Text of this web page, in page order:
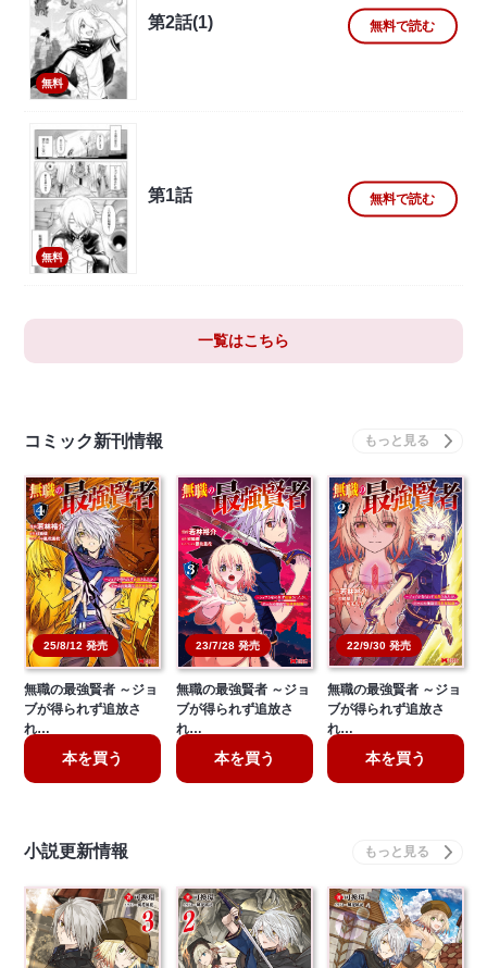
無料
第2話(1) 無料で読む
無料
第1話 無料で読む
一覧はこちら
コミック新刊情報
25/8/12 発売
無職の最強賢者 ～ジョ
ブが得られず追放さ
れ…
本を買う
23/7/28 発売
無職の最強賢者 ～ジョ
ブが得られず追放さ
れ…
本を買う
22/9/30 発売
無職の最強賢者 ～ジョ
ブが得られず追放さ
れ…
本を買う
小説更新情報